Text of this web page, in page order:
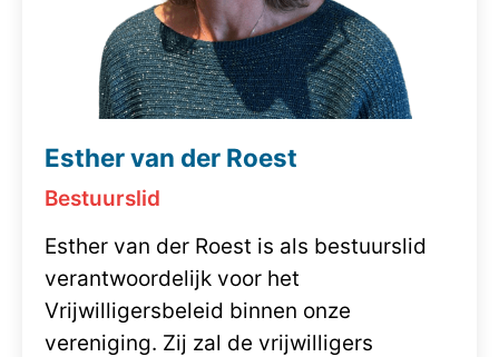
Esther van der Roest
Bestuurslid
Esther van der Roest is als bestuurslid
verantwoordelijk voor het
Vrijwilligersbeleid binnen onze
vereniging. Zij zal de vrijwilligers